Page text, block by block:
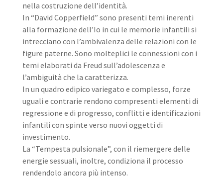
nella costruzione dell’identità.
In “David Copperfield” sono presenti temi inerenti
alla formazione dell’Io in cui le memorie infantili si
intrecciano con l’ambivalenza delle relazioni con le
figure paterne. Sono molteplici le connessioni con i
temi elaborati da Freud sull’adolescenza e
l’ambiguità che la caratterizza.
In un quadro edipico variegato e complesso, forze
uguali e contrarie rendono compresenti elementi di
regressione e di progresso, conflitti e identificazioni
infantili con spinte verso nuovi oggetti di
investimento.
La “Tempesta pulsionale”, con il riemergere delle
energie sessuali, inoltre, condiziona il processo
rendendolo ancora più intenso.